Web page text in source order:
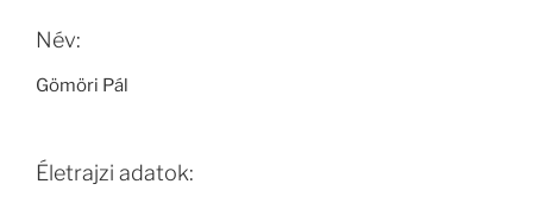
Név:
Gömöri Pál
Életrajzi adatok: